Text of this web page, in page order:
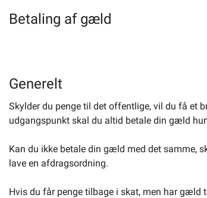
Betaling af gæld
Generelt
Skylder du penge til det offentlige, vil du få et
udgangspunkt skal du altid betale din gæld
Kan du ikke betale din gæld med det samme,
lave en afdragsordning.
Hvis du får penge tilbage i skat, men har gæld